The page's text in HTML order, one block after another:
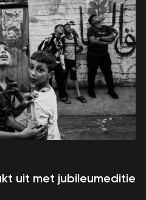
uit met jubileumeditie